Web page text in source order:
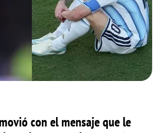
con el mensaje que le